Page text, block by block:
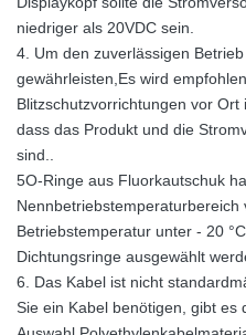
niedriger als 20VDC sein.
4. Um den zuverlässigen
gewährleisten,Es wird
Blitzschutzvorrichtungen vor Ort
dass das Produkt und die
sind..
5O-Ringe aus Fluorkautschuk
Nennbetriebstemperaturbereich
Betriebstemperatur unter - 20
Dichtungsringe ausgewählt
6. Das Kabel ist nicht
Sie ein Kabel benötigen, gibt es